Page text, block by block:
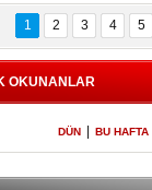
İstanbul
Adaları
1 2 3 4 5
OKUNANLAR
DÜN BU HAFTA